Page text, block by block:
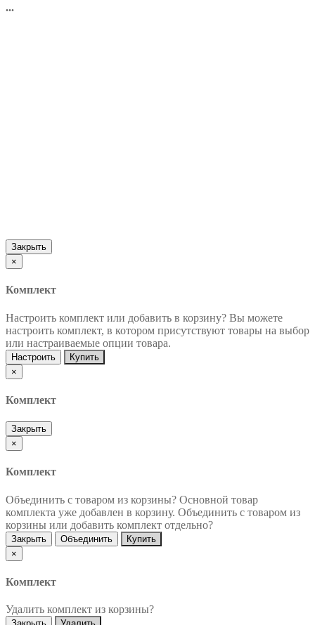
...
Закрыть
×
Комплект
Настроить комплект или добавить в корзину? Вы можете
настроить комплект, в котором присутствуют товары на выбор
или настраиваемые опции товара.
Настроить
Купить
×
Комплект
Закрыть
×
Комплект
Объединить с товаром из корзины? Основной товар
комплекта уже добавлен в корзину. Объединить с товаром из
корзины или добавить комплект отдельно?
Закрыть Объединить
Купить
×
Комплект
Удалить комплект из корзины?